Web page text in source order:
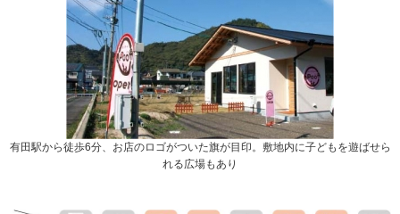
有田駅から徒歩6分、お店のロゴがついた旗が目印。敷地内に子どもを遊ばせら
れる広場もあり